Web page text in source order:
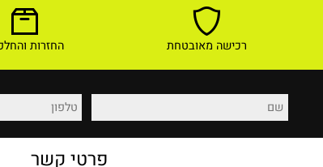
רכישה מאובטחת החזרות והחלפות